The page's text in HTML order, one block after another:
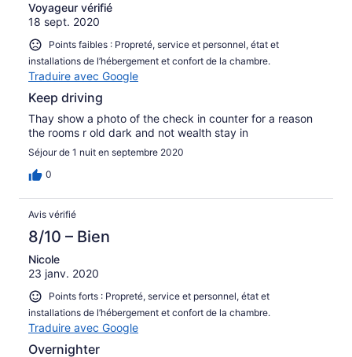
Voyageur vérifié
18 sept. 2020
Points faibles : Propreté, service et personnel, état et
installations de l’hébergement et confort de la chambre.
Traduire avec Google
Keep driving
Thay show a photo of the check in counter for a reason
the rooms r old dark and not wealth stay in
Séjour de 1 nuit en septembre 2020
0
Avis vérifié
8/10 – Bien
Nicole
23 janv. 2020
Points forts : Propreté, service et personnel, état et
installations de l’hébergement et confort de la chambre.
Traduire avec Google
Overnighter